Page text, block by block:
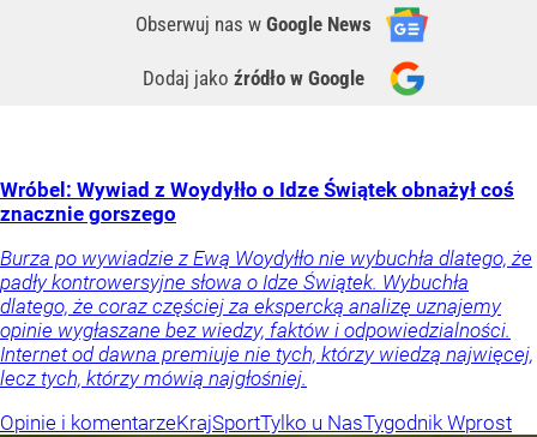
Obserwuj nas w Google News
Dodaj jako źródło w Google
Wróbel: Wywiad z Woydyłło o Idze Świątek obnażył coś
znacznie gorszego
Burza po wywiadzie z Ewą Woydyłło nie wybuchła dlatego, że
padły kontrowersyjne słowa o Idze Świątek. Wybuchła
dlatego, że coraz częściej za ekspercką analizę uznajemy
opinie wygłaszane bez wiedzy, faktów i odpowiedzialności.
Internet od dawna premiuje nie tych, którzy wiedzą najwięcej,
lecz tych, którzy mówią najgłośniej.
Opinie i komentarzeKrajSportTylko u NasTygodnik Wprost